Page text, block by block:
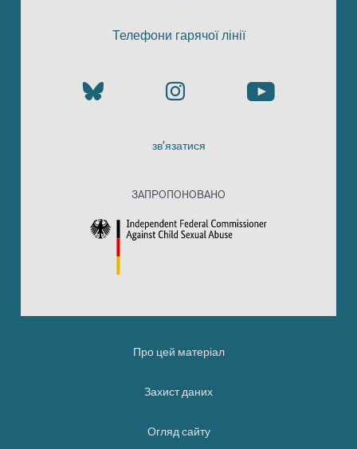
Телефони гарячої лінії
зв’язатися
ЗАПРОПОНОВАНО
Про цей матеріал
Захист даних
Огляд сайту